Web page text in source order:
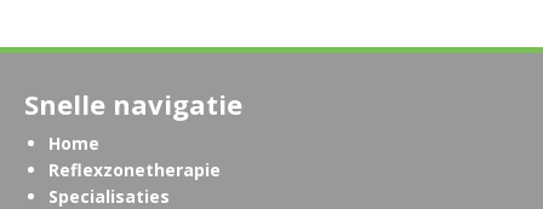
Snelle navigatie
Home
Reflexzonetherapie
Specialisaties